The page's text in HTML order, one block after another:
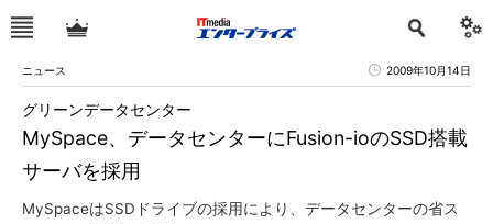
ニュース 2009年10月14日
MySpace、データセンターにFusion-ioのSSD搭載
サーバを採用
グリーンデータセンター
MySpaceはSSDドライブの採用により、データセンターの省ス